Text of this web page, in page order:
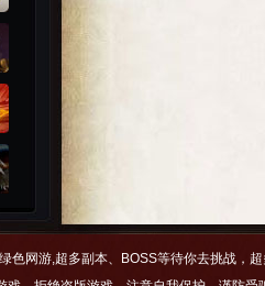
色网游,超多副本、BOSS等待你去挑战，